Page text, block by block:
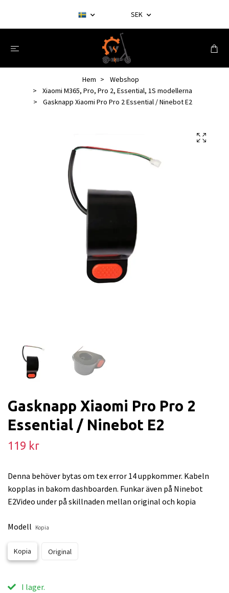
SEK
Hem
Webshop
Xiaomi M365, Pro, Pro 2, Essential, 1S modellerna
Gasknapp Xiaomi Pro Pro 2 Essential / Ninebot E2
Gasknapp Xiaomi Pro Pro 2
Essential / Ninebot E2
119 kr
Denna behöver bytas om tex error 14 uppkommer. Kabeln
kopplas in bakom dashboarden. Funkar även på Ninebot
E2Video under på skillnaden mellan original och kopia
Modell Kopia
Kopia Original
I lager.